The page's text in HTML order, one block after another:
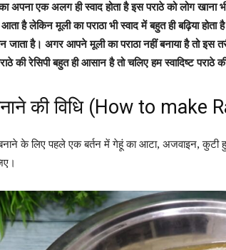
अपना एक अलग ही स्वाद होता है इस पराठे को लोग
है लेकिन मूली का पराठा भी स्वाद में बहुत ही बढ़िया
जाता है। अगर आपने मूली का पराठा नहीं बनाया है तो
की रेसिपी बहुत ही आसान है तो चलिए हम स्वादिष्ट पराठे
की विधि (How to make
के लिए पहले एक बर्तन में गेहूं का आटा, अजवाइन,